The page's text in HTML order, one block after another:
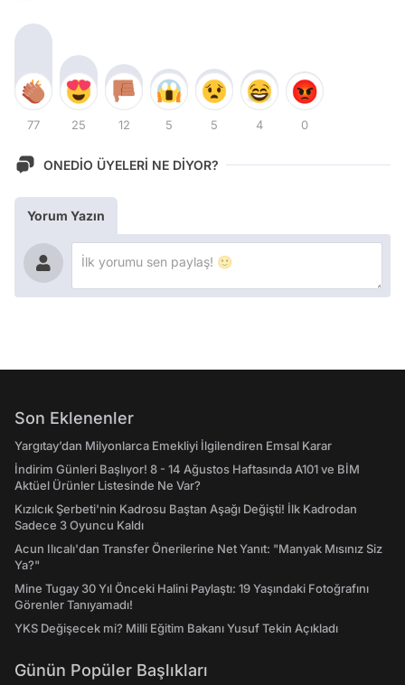
77 25 12 5 5 4 0
ONEDİO ÜYELERİ NE DİYOR?
Yorum Yazın
Son Eklenenler
Yargıtay’dan Milyonlarca Emekliyi İlgilendiren Emsal Karar
İndirim Günleri Başlıyor! 8 - 14 Ağustos Haftasında A101 ve BİM
Aktüel Ürünler Listesinde Ne Var?
Kızılcık Şerbeti'nin Kadrosu Baştan Aşağı Değişti! İlk Kadrodan
Sadece 3 Oyuncu Kaldı
Acun Ilıcalı'dan Transfer Önerilerine Net Yanıt: "Manyak Mısınız Siz
Ya?"
Mine Tugay 30 Yıl Önceki Halini Paylaştı: 19 Yaşındaki Fotoğrafını
Görenler Tanıyamadı!
YKS Değişecek mi? Milli Eğitim Bakanı Yusuf Tekin Açıkladı
Günün Popüler Başlıkları